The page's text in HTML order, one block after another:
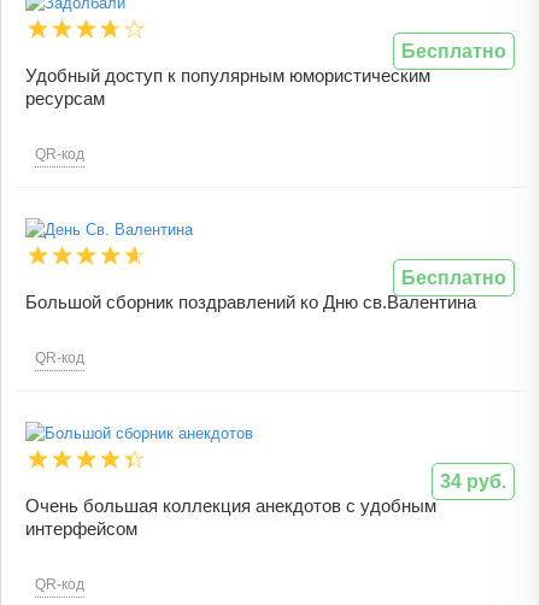
Удобный доступ к популярным юмористическим
ресурсам
QR-код
Бесплатно
Большой сборник поздравлений ко Дню св.Валентина
QR-код
Бесплатно
Очень большая коллекция анекдотов с удобным
интерфейсом
QR-код
34 руб.